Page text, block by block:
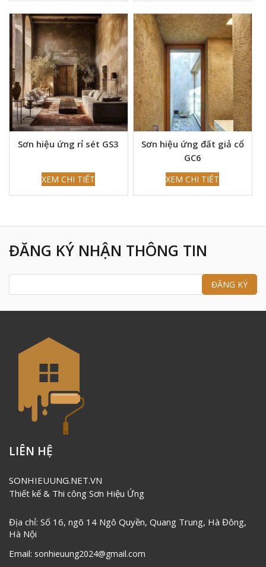
Sơn hiệu ứng rỉ sét GS3
XEM CHI TIẾT
Sơn hiệu ứng đất giả cổ
GC6
XEM CHI TIẾT
ĐĂNG KÝ NHẬN THÔNG TIN
LIÊN HỆ
SONHIEUUNG.NET.VN
Thiết kế & Thi công Sơn Hiệu Ứng
Địa chỉ: Số 16, ngõ 14 Ngô Quyền, Quang Trung, Hà Đông,
Hà Nội
Email: sonhieuung2024@gmail.com